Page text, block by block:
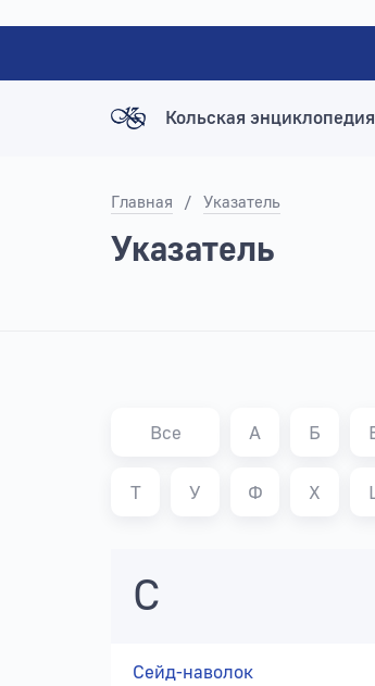
Кольская энциклопедия
Главная / Указатель
Указатель
Все А Б
Т У Ф Х
С
Сейд-наволок